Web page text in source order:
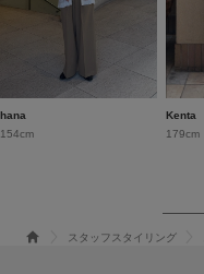
hana
154cm
Kenta
179cm
スタッフスタイリング